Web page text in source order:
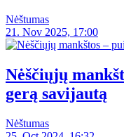
Nėštumas
21. Nov 2025, 17:00
Nėščiųjų
gerą savijautą
Nėštumas